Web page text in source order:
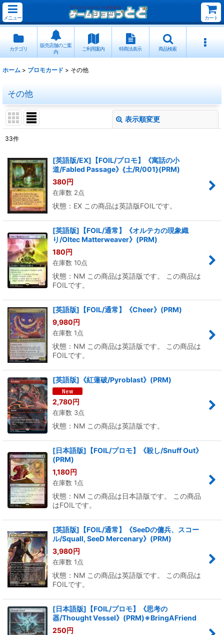
メニュー カート
カテゴリ
販売店舗のご案
内
ご利用案内 特商法表示 商品検索
ホーム > プロモカード > その他
その他
表示順変更
並び順:
絞り込む
33件
[英語版/EX]【FOIL/プロモ】《寓話の小
道/Fabled Passage》{土/R/001}(PRM)
380円
在庫数 2点
状態：EX この商品は英語版FOILです。
[英語版]【FOIL/通常】《オルテカの現象織
り/Oltec Matterweaver》(PRM)
180円
在庫数 10点
状態：NM この商品は英語版です。 この商品は
FOILです。
[英語版]【FOIL/通常】《Cheer》(PRM)
9,980円
在庫数 1点
状態：NM この商品は英語版です。 この商品は
FOILです。
[英語版]《紅蓮破/Pyroblast》(PRM)
2,780円
在庫数 3点
状態：NM この商品は英語版です。
[日本語版]【FOIL/プロモ】《殺し/Snuff Out》
(PRM)
1,180円
在庫数 1点
状態：NM この商品は日本語版です。 この商品
はFOILです。
[英語版]【FOIL/通常】《SeeDの傭兵、スコー
ル/Squall, SeeD Mercenary》(PRM)
3,980円
在庫数 1点
状態：NM この商品は英語版です。 この商品は
FOILです。
[日本語版]【FOIL/プロモ】《思考の
器/Thought Vessel》(PRM)※BringAFriend
250円